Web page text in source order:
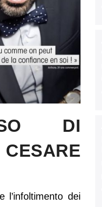
DI
l’infoltimento dei